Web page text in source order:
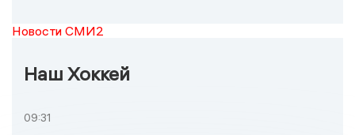
Новости СМИ2
Наш Хоккей
09:31